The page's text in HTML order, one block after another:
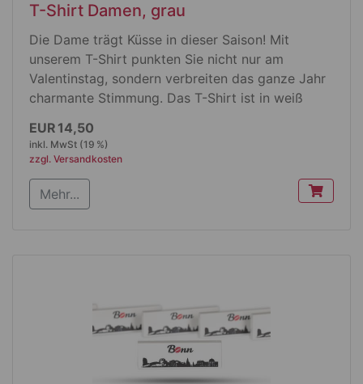
T-Shirt Damen, grau
Die Dame trägt Küsse in dieser Saison! Mit
unserem T-Shirt punkten Sie nicht nur am
Valentinstag, sondern verbreiten das ganze Jahr
charmante Stimmung. Das T-Shirt ist in weiß
Produktdetails
sorgen für eine langanhaltend perfekte
Passform
Ein komfortables Nackenband und ein fein
gestricktes Bündchen zaubern ein feminines
EUR 14,50
inkl. MwSt (19 %)
zzgl. Versandkosten
Mehr...